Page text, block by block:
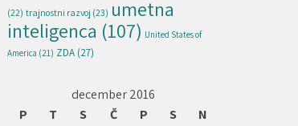
(22) trajnostni razvoj (23) umetna
inteligenca (107) United States of
America (21) ZDA (27)
december 2016
P
T S Č P S N